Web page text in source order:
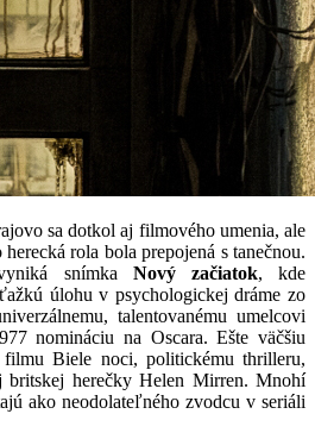
sa dotkol aj filmového umenia, ale
rola bola prepojená s tanečnou.
snímka Nový začiatok, kde
úlohu v psychologickej dráme zo
talentovanému umelcovi
nomináciu na Oscara. Ešte väčšiu
Biele noci, politickému thrilleru,
britskej herečky Helen Mirren. Mnohí
ako neodolateľného zvodcu v seriáli